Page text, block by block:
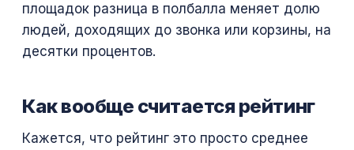
площадок разница в полбалла меняет долю
людей, доходящих до звонка или корзины, на
десятки процентов.
Как вообще считается рейтинг
Кажется, что рейтинг это просто среднее